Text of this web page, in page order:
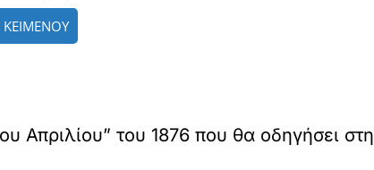
Απριλίου” του 1876 που θα οδηγήσει